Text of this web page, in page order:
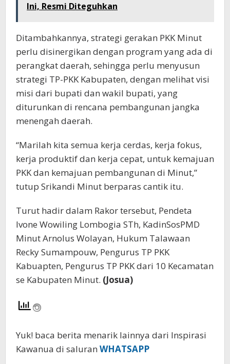
Ini, Resmi Diteguhkan
Ditambahkannya, strategi gerakan PKK Minut
perlu disinergikan dengan program yang ada di
perangkat daerah, sehingga perlu menyusun
strategi TP-PKK Kabupaten, dengan melihat visi
misi dari bupati dan wakil bupati, yang
diturunkan di rencana pembangunan jangka
menengah daerah.
“Marilah kita semua kerja cerdas, kerja fokus,
kerja produktif dan kerja cepat, untuk kemajuan
PKK dan kemajuan pembangunan di Minut,”
tutup Srikandi Minut berparas cantik itu.
Turut hadir dalam Rakor tersebut, Pendeta
Ivone Wowiling Lombogia STh, KadinSosPMD
Minut Arnolus Wolayan, Hukum Talawaan
Recky Sumampouw, Pengurus TP PKK
Kabuapten, Pengurus TP PKK dari 10 Kecamatan
se Kabupaten Minut. (Josua)
Yuk! baca berita menarik lainnya dari Inspirasi
Kawanua di saluran WHATSAPP